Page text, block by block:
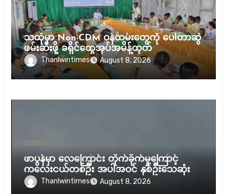
သတင်း
သထုံမှာ Non-CDM ဝန်ထမ်းတွေကို ပေါ်တာဆွဲ
ဖမ်းဆီးဖို့ ခရိုင်ထွေအုပ်အမိန့်ထုတ်
Thanlwintimes August 8, 2026
သတင်း
ဖာပွန်မှာ လေကြောင်း တိုက်ခိုက်မှုကြောင့်
ကလေးငယ်တစ်ဦး အပါအဝင် နှစ်ဦးသေဆုံး
Thanlwintimes August 8, 2026